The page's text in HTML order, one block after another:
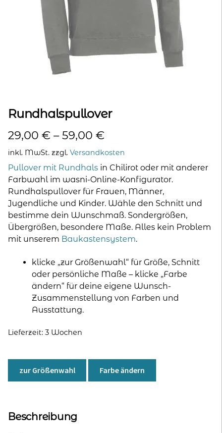
Rundhalspullover
29,00 € –59,00 €
inkl. MwSt. zzgl. Versandkosten
Pullover mit Rundhals in Chilirot oder mit anderer
Farbwahl im wasni-Online-Konfigurator.
Rundhalspullover für Frauen, Männer,
Jugendliche und Kinder. Wähle den Schnitt und
bestimme dein Wunschmaß. Sondergrößen,
Übergrößen, besondere Maße. Alles kein Problem
mit unserem Baukastensystem.
klicke „zur Größenwahl“ für Größe, Schnitt
oder persönliche Maße – klicke „Farbe
ändern“ für deine eigene Wunsch-
Zusammenstellung von Farben und
Ausstattung.
Lieferzeit: 3 Wochen
zur Größenwahl Farbe ändern
Beschreibung